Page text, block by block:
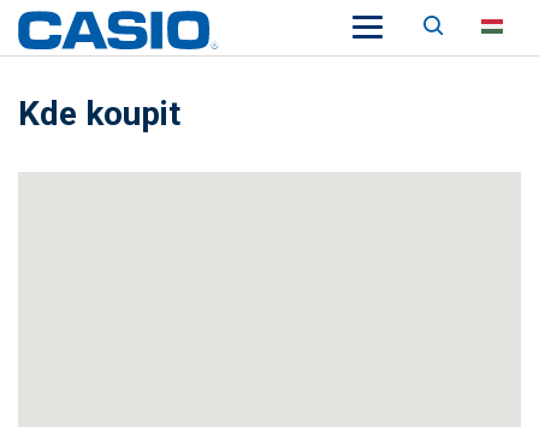
Keresés
Kde koupit